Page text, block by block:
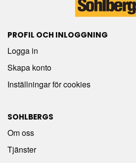
PROFIL OCH INLOGGNING
Logga in
Skapa konto
Inställningar för cookies
SOHLBERGS
Om oss
Tjänster